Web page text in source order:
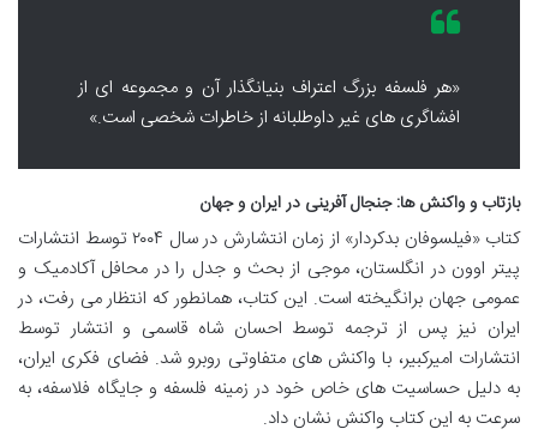
«هر فلسفه بزرگ اعتراف بنیانگذار آن و مجموعه ای از
افشاگری های غیر داوطلبانه از خاطرات شخصی است.»
بازتاب و واکنش ها: جنجال آفرینی در ایران و جهان
کتاب «فیلسوفان بدکردار» از زمان انتشارش در سال ۲۰۰۴ توسط انتشارات
پیتر اوون در انگلستان، موجی از بحث و جدل را در محافل آکادمیک و
عمومی جهان برانگیخته است. این کتاب، همانطور که انتظار می رفت، در
ایران نیز پس از ترجمه توسط احسان شاه قاسمی و انتشار توسط
انتشارات امیرکبیر، با واکنش های متفاوتی روبرو شد. فضای فکری ایران،
به دلیل حساسیت های خاص خود در زمینه فلسفه و جایگاه فلاسفه، به
سرعت به این کتاب واکنش نشان داد.